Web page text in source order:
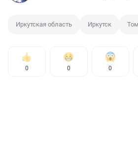
Иркутская область Иркутск
0 0 0